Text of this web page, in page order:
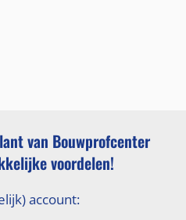
van Bouwprofcenter
voordelen!
account: